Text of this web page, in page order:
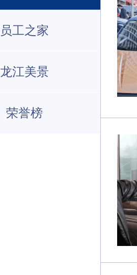
员工之家
龙江美景
荣誉榜